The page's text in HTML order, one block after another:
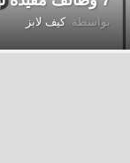
بواسطة كيف لابز